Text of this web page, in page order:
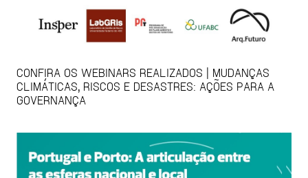
CONFIRA OS WEBINARS REALIZADOS | MUDANÇAS
CLIMÁTICAS, RISCOS E DESASTRES: AÇÕES PARA A
GOVERNANÇA